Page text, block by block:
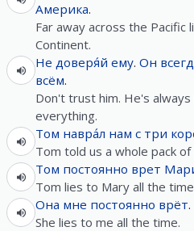
Америка.
Far away across the Pacific
Continent.
Не доверя́й ему. Он
всём.
Don't trust him. He's
everything.
Том навра́л нам с три
Tom told us a whole pack of
Том постоянно врет
Tom lies to Mary all the
Она мне постоянно врёт.
She lies to me all the time.